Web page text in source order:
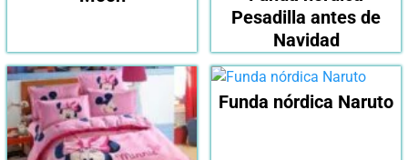
Pesadilla antes de
Navidad
Funda nórdica Naruto